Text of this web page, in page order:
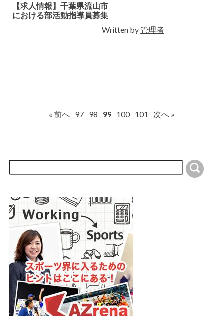
【求人情報】千葉県流山市
における部活動指導員募集
Written by管理者
« 前へ 97 98 99 100 101 次へ »